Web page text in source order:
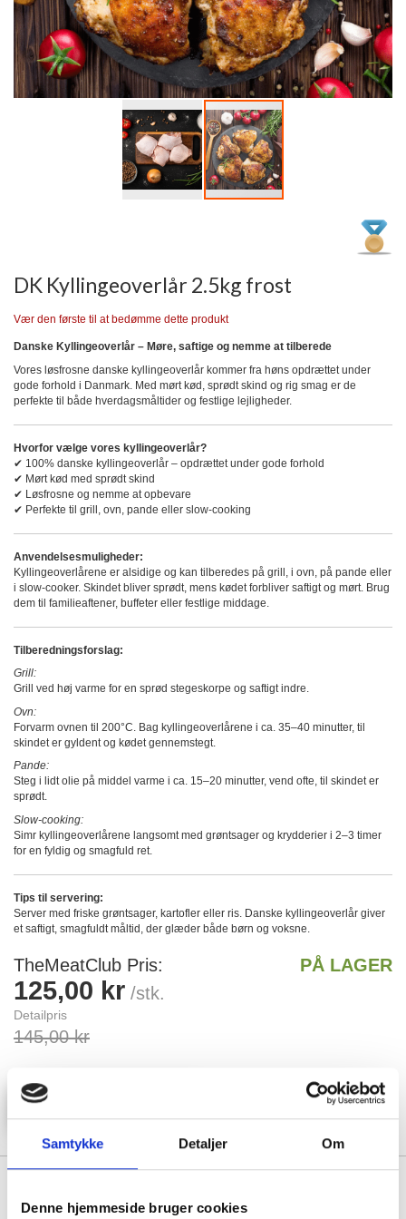
Samtykke Detaljer Om
Denne hjemmeside bruger cookies
DK Kyllingeoverlår 2.5kg frost
Vær den første til at bedømme dette produkt
Danske Kyllingeoverlår – Møre, saftige og nemme at tilberede
Vores løsfrosne danske kyllingeoverlår kommer fra høns opdrættet under
gode forhold i Danmark. Med mørt kød, sprødt skind og rig smag er de
perfekte til både hverdagsmåltider og festlige lejligheder.
Hvorfor vælge vores kyllingeoverlår?
✔ 100% danske kyllingeoverlår – opdrættet under gode forhold
✔ Mørt kød med sprødt skind
✔ Løsfrosne og nemme at opbevare
✔ Perfekte til grill, ovn, pande eller slow-cooking
Anvendelsesmuligheder:
Kyllingeoverlårene er alsidige og kan tilberedes på grill, i ovn, på pande eller
i slow-cooker. Skindet bliver sprødt, mens kødet forbliver saftigt og mørt. Brug
dem til familieaftener, buffeter eller festlige middage.
Tilberedningsforslag:
Grill:
Grill ved høj varme for en sprød stegeskorpe og saftigt indre.
Ovn:
Forvarm ovnen til 200°C. Bag kyllingeoverlårene i ca. 35–40 minutter, til
skindet er gyldent og kødet gennemstegt.
Pande:
Steg i lidt olie på middel varme i ca. 15–20 minutter, vend ofte, til skindet er
sprødt.
Slow-cooking:
Simr kyllingeoverlårene langsomt med grøntsager og krydderier i 2–3 timer
for en fyldig og smagfuld ret.
Tips til servering:
Server med friske grøntsager, kartofler eller ris. Danske kyllingeoverlår giver
et saftigt, smagfuldt måltid, der glæder både børn og voksne.
TheMeatClub Pris
125,00 kr /stk.
Detailpris
145,00 kr
PÅ LAGER
Varedeklaration
Dyr : Kylling